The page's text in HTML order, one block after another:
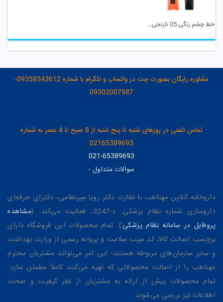
خط چشم رنگی 05 نارنجی کالیستا
مشاوره رایگان بصورت چت در واتساپ و تلگرام با شماره 09358343612-
09302007587
تماس تلفنی در روزهای شنبه تا پنج شنبه از 8 صبح تا 4 عصر به شماره
02165389693
021-65389693
سوالات متداول-
داروخانه آنلاین مهتاطب با نظارت دکتر رویا میرنظامی، دکترای حرفه‌ای
داروسازی شماره نظام پزشکی: د-3247، فعالیت می‌کند. (
مشاهده
پروفایل در سامانه نظام پزشکی). تمام محصولات این فروشگاه دارای
برچسب اصالت کالا، کد سیب سلامت و پروانه رسمی از وزارت بهداشت
و سایر سازمان‌های مربوطه هستند؛ این امر می‌تواند مشتریان محترم
مهتاطب را از اصالت محصولاتی که تهیه می‌کنند کاملاً مطمئن سازد.
تمام محصولات پیش از ارائه به مشتریان از نظر کیفیت و صحت
اطلاعات نیز بررسی می‌شوند.